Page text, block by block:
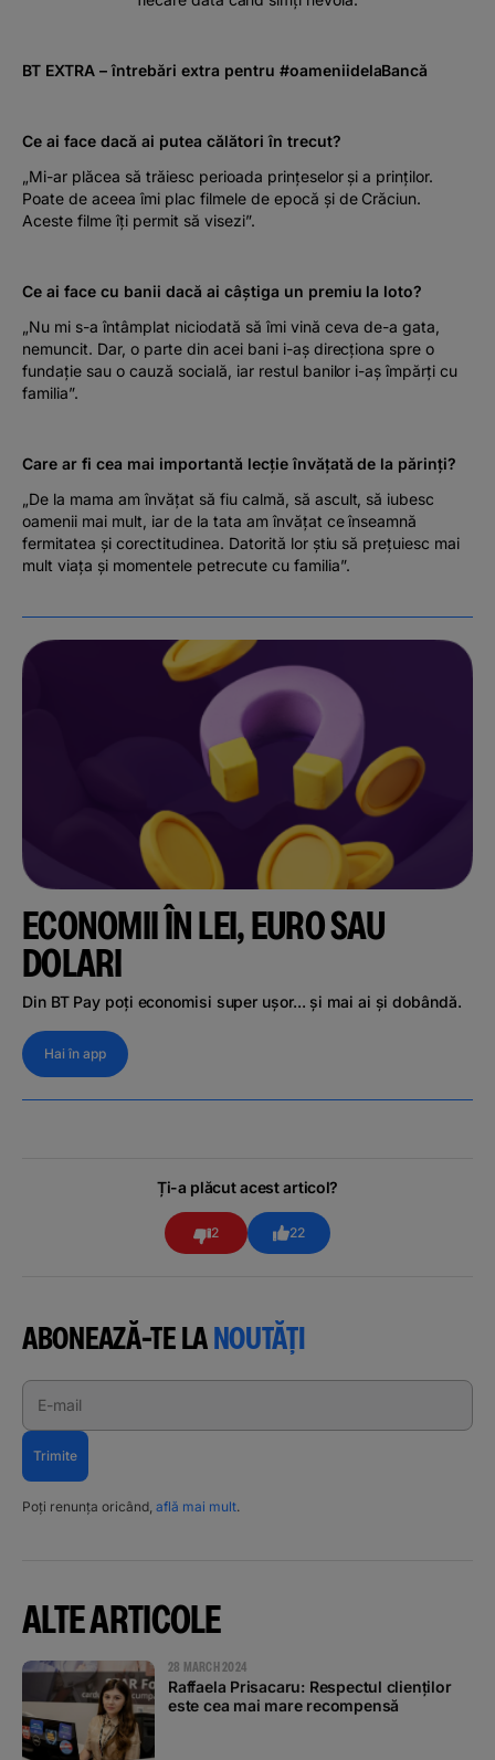
BT EXTRA – întrebări extra pentru #oameniidelaBancă
Ce ai face dacă ai putea călători în trecut?
„Mi-ar plăcea să trăiesc perioada prințeselor și a prinților.
Poate de aceea îmi plac filmele de epocă și de Crăciun.
Aceste filme îți permit să visezi”.
Ce ai face cu banii dacă ai câștiga un premiu la loto?
„Nu mi s-a întâmplat niciodată să îmi vină ceva de-a gata,
nemuncit. Dar, o parte din acei bani i-aș direcționa spre o
fundație sau o cauză socială, iar restul banilor i-aș împărți cu
familia”.
Care ar fi cea mai importantă lecție învățată de la părinți?
„De la mama am învățat să fiu calmă, să ascult, să iubesc
oamenii mai mult, iar de la tata am învățat ce înseamnă
fermitatea și corectitudinea. Datorită lor știu să prețuiesc mai
mult viața și momentele petrecute cu familia”.
ECONOMII ÎN LEI, EURO SAU
DOLARI
Din BT Pay poți economisi super ușor... și mai ai și dobândă.
Hai în app
Ți-a plăcut acest articol?
2 22
ABONEAZĂ-TE LANOUTĂȚI
E-mail
Trimite
Poți renunța oricând, află mai mult.
ALTE ARTICOLE
28 MARCH 2024
Raffaela Prisacaru: Respectul clienților
este cea mai mare recompensă